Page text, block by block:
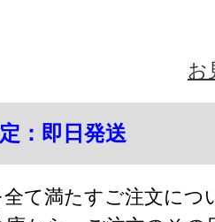
お
：即日発送
て満たすご注文につ